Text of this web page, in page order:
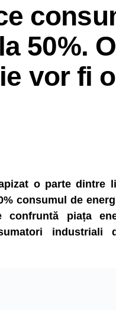
50%.
vor fi
o parte dintre
consumul de
piața
industriali